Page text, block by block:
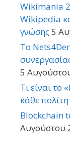
Wikimania
Wikipedia
γνώσης 5
Το
5
Τι είναι το
κάθε πολίτη
Blockchain
Αυγούστου